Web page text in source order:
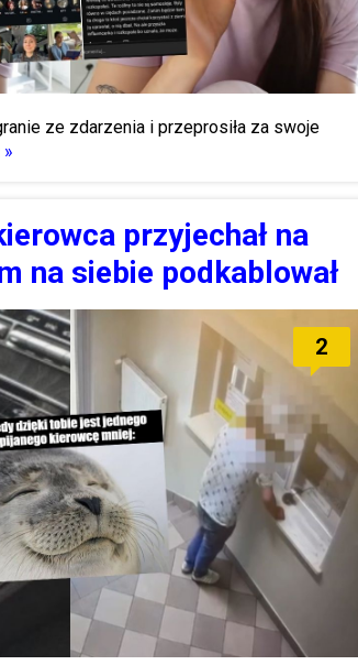
ze zdarzenia i przeprosiła za swoje
przyjechał na
na siebie podkablował
2